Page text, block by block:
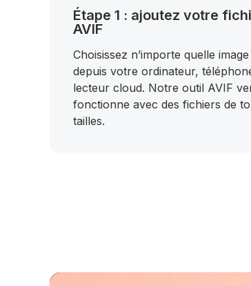
Étape 1 : ajoutez votre
AVIF
Choisissez n’importe quelle
depuis votre ordinateur,
lecteur cloud. Notre outil AVIF
fonctionne avec des fichiers de
tailles.